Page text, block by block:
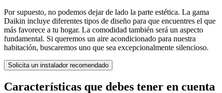
Por supuesto, no podemos dejar de lado la parte estética. La gama
Daikin incluye diferentes tipos de diseño para que encuentres el que
más favorece a tu hogar. La comodidad también será un aspecto
fundamental. Si queremos un aire acondicionado para nuestra
habitación, buscaremos uno que sea excepcionalmente silencioso.
Solicita un instalador recomendado
Características que debes tener en cuenta